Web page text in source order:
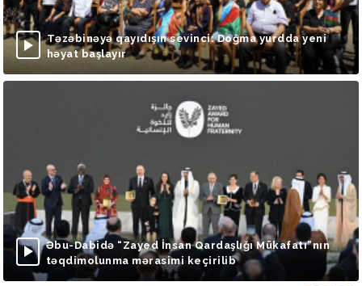
Təzəbinəyə qayıdışın sevinci: Doğma yurdda yeni
həyat başlayır
Əbu-Dabidə “Zayed İnsan Qardaşlığı Mükafatı”nın
təqdimolunma mərasimi keçirilib